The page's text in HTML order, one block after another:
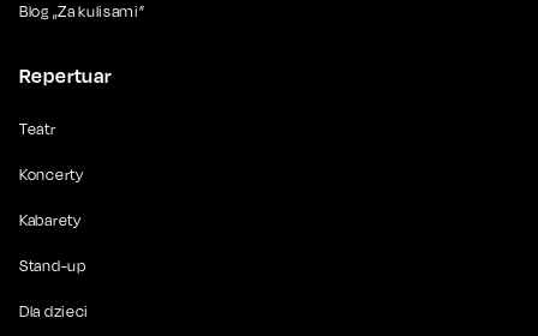
Blog „Za kulisami”
Repertuar
Teatr
Koncerty
Kabarety
Stand-up
Dla dzieci